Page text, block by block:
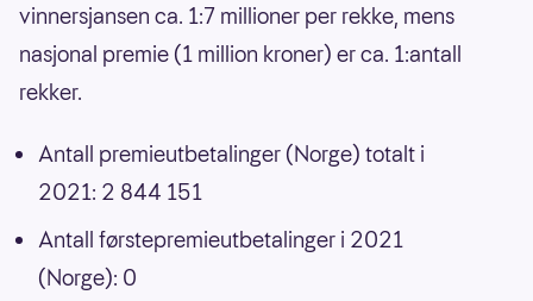
vinnersjansen ca. 1:7 millioner per rekke, mens
nasjonal premie (1 million kroner) er ca. 1:antall
rekker.
Antall premieutbetalinger (Norge) totalt i
2021: 2 844 151
Antall førstepremieutbetalinger i 2021
(Norge): 0